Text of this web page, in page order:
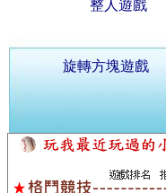
整人遊戲
旋轉方塊遊戲